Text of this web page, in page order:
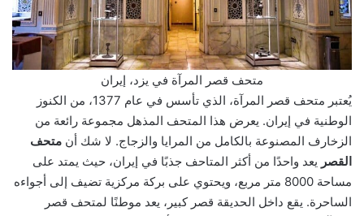
متحف قصر المرآة في يزد، إيران
يُعتبر متحف قصر المرآة، الذي تأسس في عام 1377، من الكنوز
الوطنية في إيران. يعرض هذا المتحف المذهل مجموعة رائعة من
الزخارف المصنوعة بالكامل من المرايا والزجاج. لا شك أن متحف
القصر يعد واحدًا من أكثر المتاحف جذبًا في إيران، حيث يمتد على
مساحة 8000 متر مربع، ويحتوي على بركة مركزية تضيف إلى أجواءه
الساحرة. يقع داخل الحديقة قصر كبير، يعد موطنًا لمتحف قصر